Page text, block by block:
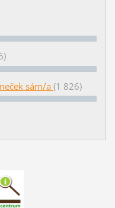
sám/a (1 826)